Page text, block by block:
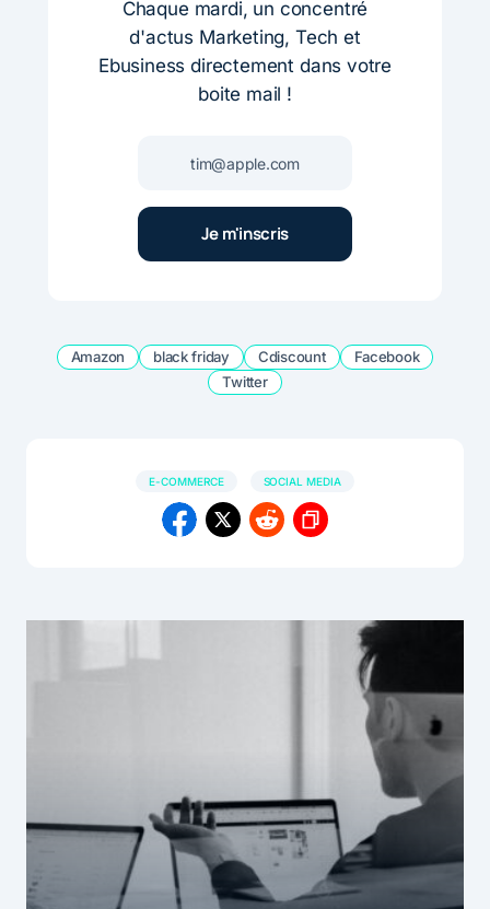
Chaque mardi, un concentré
d'actus Marketing, Tech et
Ebusiness directement dans votre
boite mail !
Amazon black friday Cdiscount
Facebook
Twitter
E-COMMERCE SOCIAL MEDIA